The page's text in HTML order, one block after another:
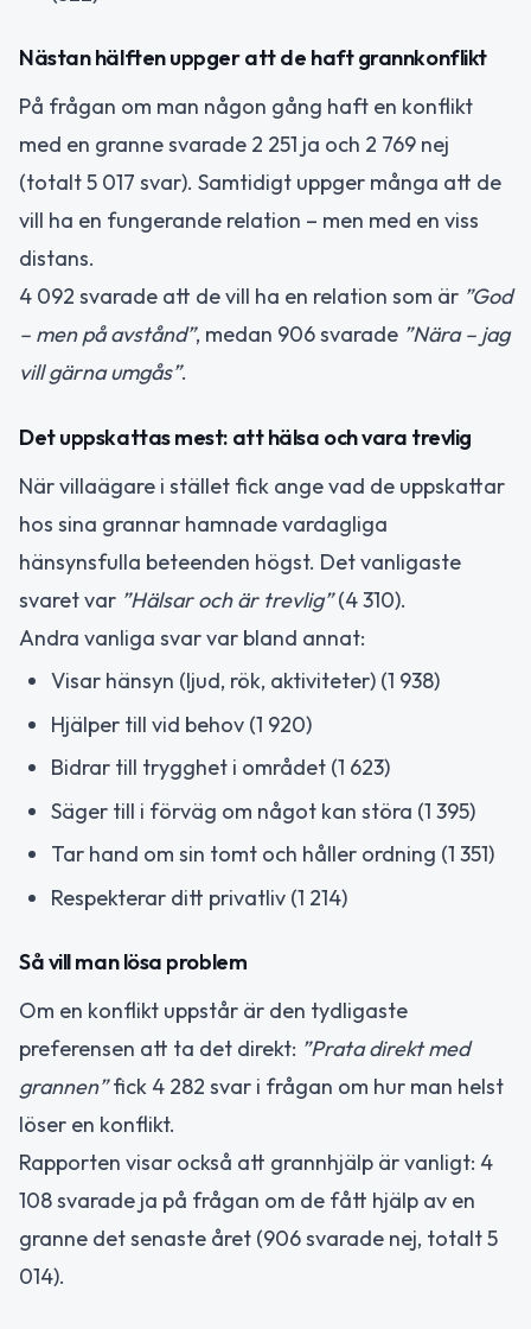
Nästan hälften uppger att de haft grannkonflikt
På frågan om man någon gång haft en konflikt
med en granne svarade 2 251 ja och 2 769 nej
(totalt 5 017 svar). Samtidigt uppger många att de
vill ha en fungerande relation – men med en viss
distans.
4 092 svarade att de vill ha en relation som är ”God
– men på avstånd”, medan 906 svarade ”Nära – jag
vill gärna umgås”.
Det uppskattas mest: att hälsa och vara trevlig
När villaägare i stället fick ange vad de uppskattar
hos sina grannar hamnade vardagliga
hänsynsfulla beteenden högst. Det vanligaste
svaret var ”Hälsar och är trevlig”(4 310).
Andra vanliga svar var bland annat:
Visar hänsyn (ljud, rök, aktiviteter) (1 938)
Hjälper till vid behov (1 920)
Bidrar till trygghet i området (1 623)
Säger till i förväg om något kan störa (1 395)
Tar hand om sin tomt och håller ordning (1 351)
Respekterar ditt privatliv (1 214)
Så vill man lösa problem
Om en konflikt uppstår är den tydligaste
preferensen att ta det direkt: ”Prata direkt med
grannen”fick 4 282 svar i frågan om hur man helst
löser en konflikt.
Rapporten visar också att grannhjälp är vanligt: 4
108 svarade ja på frågan om de fått hjälp av en
granne det senaste året (906 svarade nej, totalt 5
014).